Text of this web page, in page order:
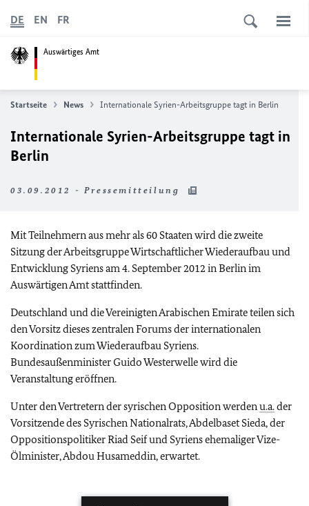
Auswärtiges Amt
DE EN FR
Startseite News Internationale Syrien-Arbeitsgruppe tagt in Berlin
Internationale Syrien-Arbeitsgruppe tagt in
Berlin
03.09.2012 - Pressemitteilung
Mit Teilnehmern aus mehr als 60 Staaten wird die zweite
Sitzung der Arbeitsgruppe Wirtschaftlicher Wiederaufbau und
Entwicklung Syriens am 4. September 2012 in Berlin im
Auswärtigen Amt stattfinden.
Deutschland und die Vereinigten Arabischen Emirate teilen sich
den Vorsitz dieses zentralen Forums der internationalen
Koordination zum Wiederaufbau Syriens.
Bundesaußenminister Guido Westerwelle wird die
Veranstaltung eröffnen.
Unter den Vertretern der syrischen Opposition werdenu.a.der
Vorsitzende des Syrischen Nationalrats, Abdelbaset Sieda, der
Oppositionspolitiker Riad Seif und Syriens ehemaliger Vize-
Ölminister, Abdou Husameddin, erwartet.